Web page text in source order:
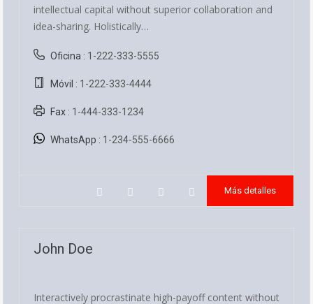
intellectual capital without superior collaboration and
idea-sharing. Holistically…
Oficina : 1-222-333-5555
Móvil : 1-222-333-4444
Fax : 1-444-333-1234
WhatsApp : 1-234-555-6666
Más detalles
John Doe
Interactively procrastinate high-payoff content without